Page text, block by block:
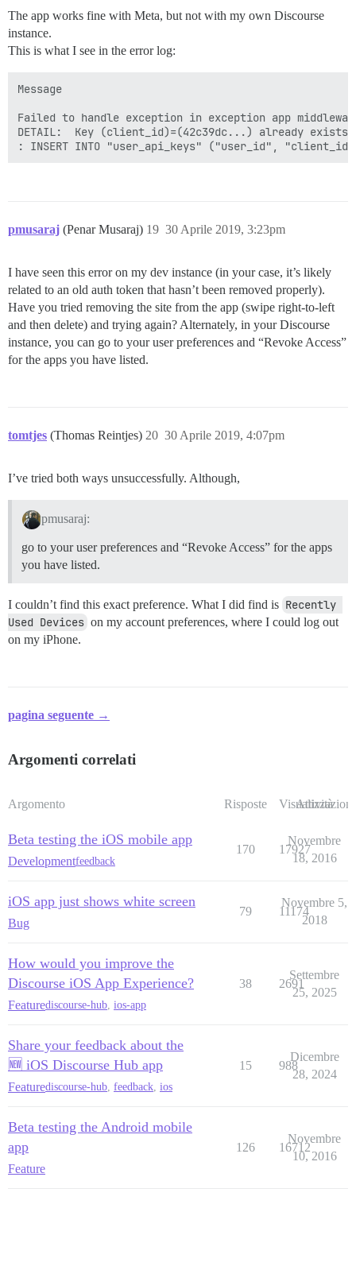
The app works fine with Meta, but not with my own Discourse
instance.
This is what I see in the error log:
Message
Failed to handle exception in exception app
DETAIL:  Key (client_id)=(42c39dc...) already exists.
pmusaraj (Penar Musaraj) 30 Aprile 2019, 3:23pm
19
I have seen this error on my dev instance (in your case, it’s likely
related to an old auth token that hasn’t been removed properly).
Have you tried removing the site from the app (swipe right-to-left
and then delete) and trying again? Alternately, in your Discourse
instance, you can go to your user preferences and “Revoke Access”
for the apps you have listed.
tomtjes (Thomas Reintjes) 30 Aprile 2019, 4:07pm
20
I’ve tried both ways unsuccessfully. Although,
pmusaraj:
go to your user preferences and “Revoke Access” for the apps
you have listed.
I couldn’t find this exact preference. What I did find is Recently
Used Devices on my account preferences, where I could log out
on my iPhone.
pagina seguente →
Argomenti correlati
Argomento Risposte Visualizzazioni
Attività
Beta testing the iOS mobile app
Developmentfeedback
170 17927
Novembre
18, 2016
iOS app just shows white screen
Bug
79 11174
Novembre 5,
2018
How would you improve the
Discourse iOS App Experience?
Featurediscourse-hub, ios-app
38 2691
Settembre
25, 2025
Share your feedback about the
🆕 iOS Discourse Hub app
Featurediscourse-hub, feedback, ios
15 988
Dicembre
28, 2024
Beta testing the Android mobile
app
Feature
126 16712
Novembre
10, 2016